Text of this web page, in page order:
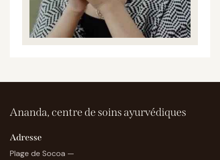
Ananda, centre de soins ayurvédiques
Adresse
Plage de Socoa —